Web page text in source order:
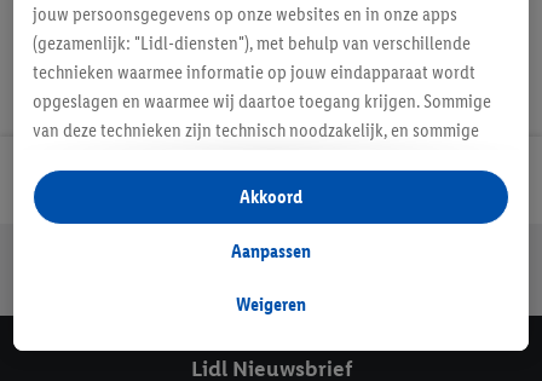
Jouw voordelen bij ons als Lidl webshop klant
Lidl Nieuwsbrief
jouw persoonsgegevens op onze websites en in onze apps
(gezamenlijk: "Lidl-diensten"), met behulp van verschillende
technieken waarmee informatie op jouw eindapparaat wordt
opgeslagen en waarmee wij daartoe toegang krijgen. Sommige
van deze technieken zijn technisch noodzakelijk, en sommige
opslaan van voorkeursinstellingen, het verzamelen en
analyseren van statistieken of voor het tonen van
gepersonaliseerde reclame binnen en buiten de Lidl-diensten.
gegevens over jouw aankoopgedrag in de winkel ook voor de
Als je hier toestemming geeft aan ons voor het personaliseren
Weigeren
Aanpassen
Akkoord